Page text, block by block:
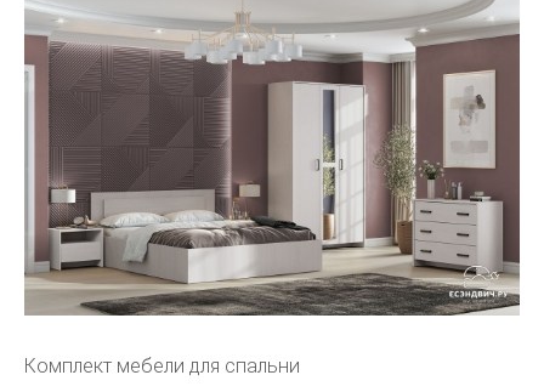
Комплект мебели для спальни